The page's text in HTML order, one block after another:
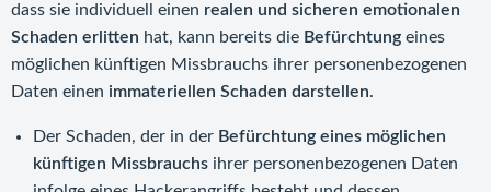
dass sie individuell einen realen und sicheren emotionalen
Schaden erlitten hat, kann bereits die Befürchtung eines
möglichen künftigen Missbrauchs ihrer personenbezogenen
Daten einen immateriellen Schaden darstellen.
Der Schaden, der in der Befürchtung eines möglichen
künftigen Missbrauchs ihrer personenbezogenen Daten